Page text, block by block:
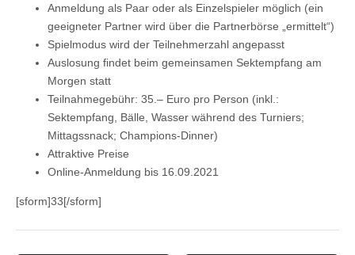
Anmeldung als Paar oder als Einzelspieler möglich (ein
geeigneter Partner wird über die Partnerbörse „ermittelt“)
Spielmodus wird der Teilnehmerzahl angepasst
Auslosung findet beim gemeinsamen Sektempfang am
Morgen statt
Teilnahmegebühr: 35.– Euro pro Person (inkl.:
Sektempfang, Bälle, Wasser während des Turniers;
Mittagssnack; Champions-Dinner)
Attraktive Preise
Online-Anmeldung bis 16.09.2021
[sform]33[/sform]